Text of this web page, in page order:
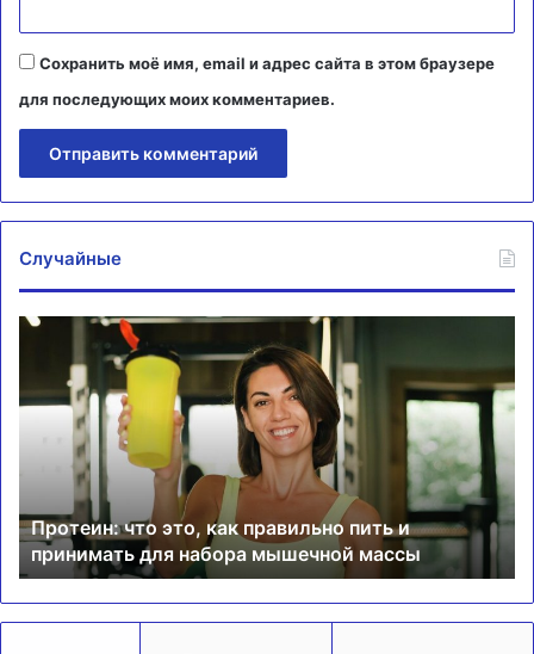
Сохранить моё имя, email и адрес сайта в этом браузере
для последующих моих комментариев.
Случайные
Протеин:
как
правильно
принимать
для
набора
мышечной
массы
Протеин: что это, как правильно пить и
принимать для набора мышечной массы